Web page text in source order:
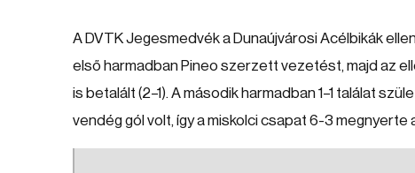
A DVTK Jegesmedvék a Dunaújvárosi Acélbikák
első harmadban Pineo szerzett vezetést, majd az
is betalált (2–1). A második harmadban 1–1 találat
vendég gól volt, így a miskolci csapat 6-3 megnyerte